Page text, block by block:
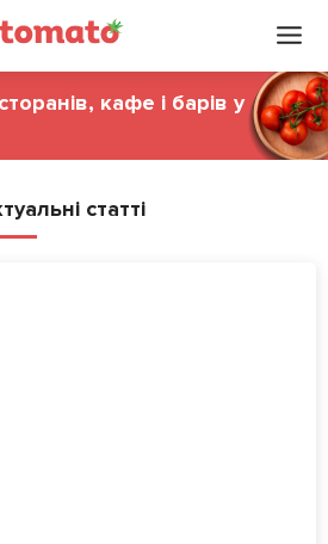
кафе і барів у
статті